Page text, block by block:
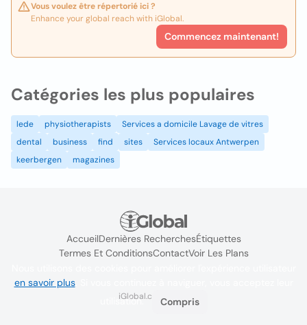
Vous voulez être répertorié ici ?
Enhance your global reach with iGlobal.
Commencez maintenant!
Catégories les plus populaires
lede physiotherapists
Services a domicile Lavage de vitres
dental
business find sites
Services locaux Antwerpen
keerbergen
magazines
AccueilDernières RecherchesÉtiquettes
Termes Et ConditionsContactVoir Les Plans
iGlobal.co @ 2024
en savoir plus. Si vous continuez à naviguer, vous acceptez leur
utilisation.
Compris